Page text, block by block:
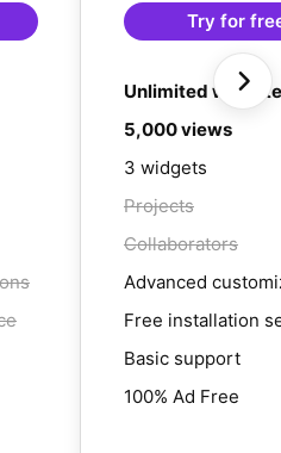
Try for
Unlimited
5,000 views
3 widgets
Projects
Collaborators
Advanced
Free installation
Basic support
100% Ad Free